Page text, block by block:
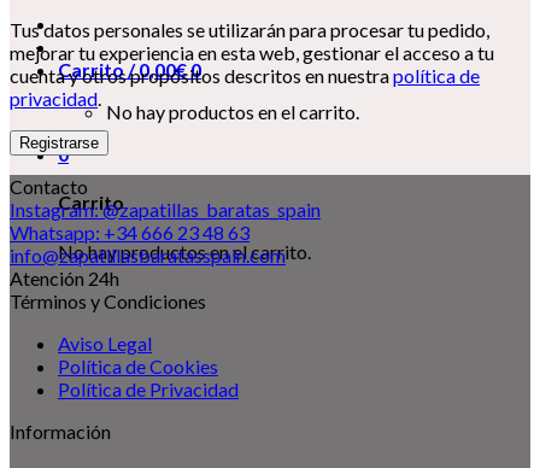
Carrito /0,00€0
No hay productos en el carrito.
0
Carrito
No hay productos en el carrito.
Tus datos personales se utilizarán para procesar tu pedido,
mejorar tu experiencia en esta web, gestionar el acceso a tu
cuenta y otros propósitos descritos en nuestrapolítica de
privacidad.
Registrarse
Contacto
Instagram: @zapatillas_baratas_spain
Whatsapp: +34 666 23 48 63
info@zapatillasbaratasspain.com
Atención 24h
Términos y Condiciones
Aviso Legal
Política de Cookies
Política de Privacidad
Información